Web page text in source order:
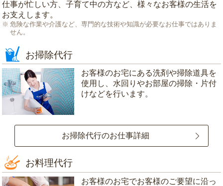
仕事が忙しい方、子育て中の方など、様々なお客様の生活を
お支えします。
危険な作業や介護など、専門的な技術や知識が必要なお仕事ではありま
せん。
お掃除代行
お客様のお宅にある洗剤や掃除道具を
使用し、水回りやお部屋の掃除・片付
けなどを行います。
お掃除代行のお仕事詳細
お料理代行
お客様のお宅でお客様のご要望に沿っ